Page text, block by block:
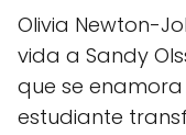
Olivia Newton-
vida a Sandy
que se enamora
estudiante